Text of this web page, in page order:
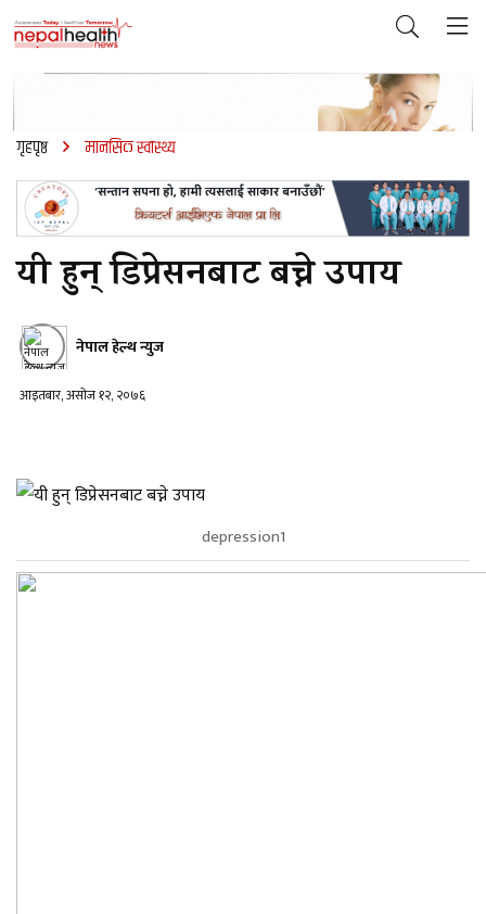
गृहपृष्ठ मानसिक स्वास्थ्य
यी हुन् डिप्रेसनबाट बच्ने उपाय
नेपाल हेल्थ न्युज
आइतबार, असोज १२, २०७६
depression1